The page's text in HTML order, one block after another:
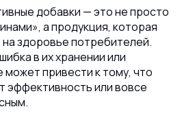
добавки — это не просто
а продукция, которая
здоровье потребителей.
в их хранении или
может привести к тому, что
эффективность или вовсе